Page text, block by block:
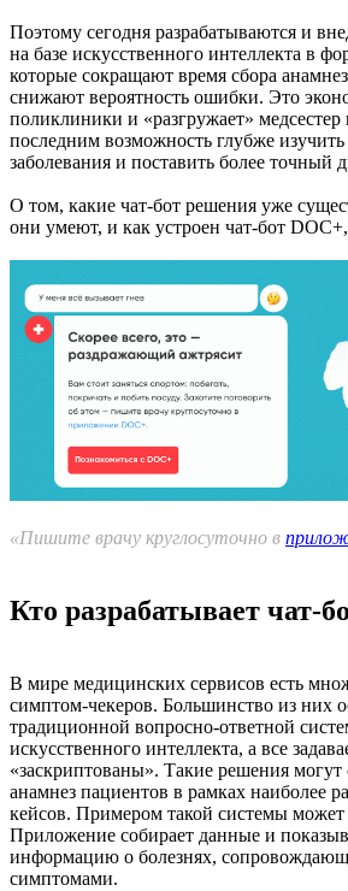
Поэтому сегодня разрабатываются и
на базе искусственного интеллекта в
которые сокращают время сбора
снижают вероятность ошибки. Это
поликлиники и «разгружает» медсестер
последним возможность глубже
заболевания и поставить более точный
О том, какие чат-бот решения уже
они умеют, и как устроен чат-бот
«Пишите врачу круглосуточно в
Кто разрабатывает чат-
В мире медицинских сервисов есть
симптом-чекеров. Большинство из них
традиционной вопросно-ответной
искусственного интеллекта, а все
«заскриптованы». Такие решения
анамнез пациентов в рамках наиболее
кейсов. Примером такой системы
Приложение собирает данные и
информацию о болезнях,
симптомами.